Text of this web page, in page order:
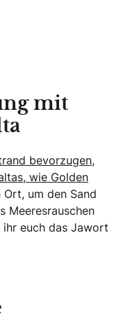
mit
bevorzugen,
wie Golden
um den Sand
Meeresrauschen
euch das Jawort